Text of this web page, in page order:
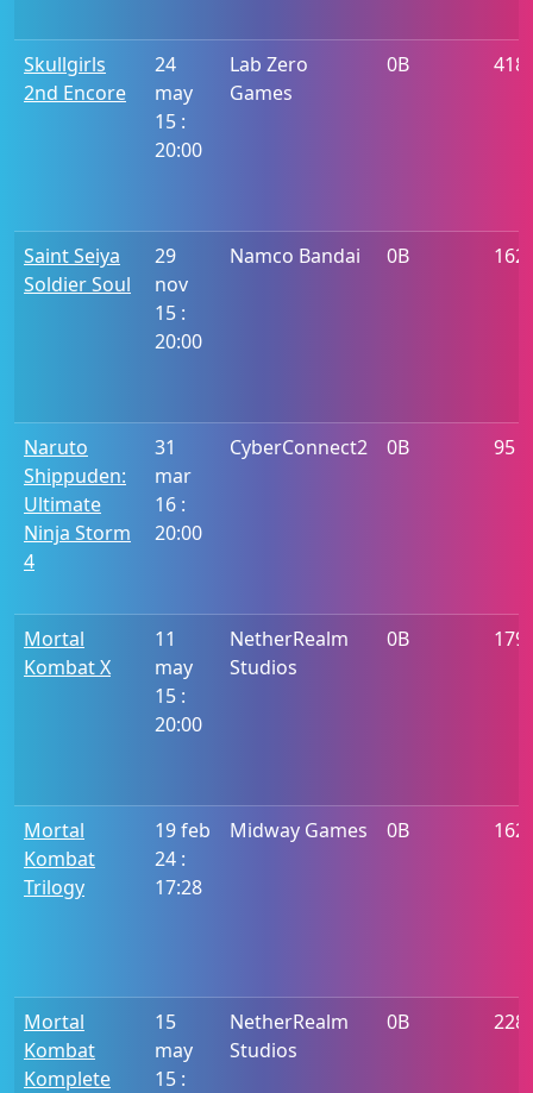
Skullgirls
2nd Encore
24
may
15 :
20:00
Lab Zero
Games
0B 418
Saint Seiya
Soldier Soul
29
nov
15 :
20:00
Namco Bandai 0B 162
Naruto
Shippuden:
Ultimate
Ninja Storm
4
31
mar
16 :
20:00
CyberConnect2 0B 95
Mortal
Kombat X
11
may
15 :
20:00
NetherRealm
Studios
0B 179
Mortal
Kombat
Trilogy
19 feb
24 :
17:28
Midway Games 0B
Mortal
Kombat
Komplete
15
may
15 :
NetherRealm
Studios
0B 228